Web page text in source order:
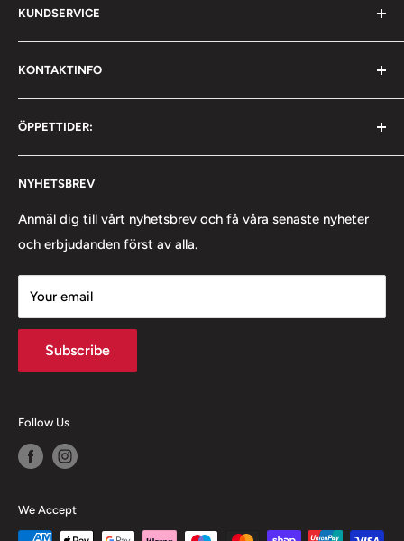
KUNDSERVICE
Kontakta oss
Upphämtning
Köpvillkor
Retur och byte
Bli klubbkund
Cookies
NYHETSBREV
Anmäl dig till vårt nyhetsbrev och få våra senaste nyheter
och erbjudanden först av alla.
Your email
Subscribe
KONTAKTINFO
Flygfältsgatan 9
128 30 Skarpnäck
Lager/Pick-Up Point
Mail: info@fighter-sport.com
Org. nr.: 559429-7128
ÖPPETTIDER:
Follow Us
We Accept